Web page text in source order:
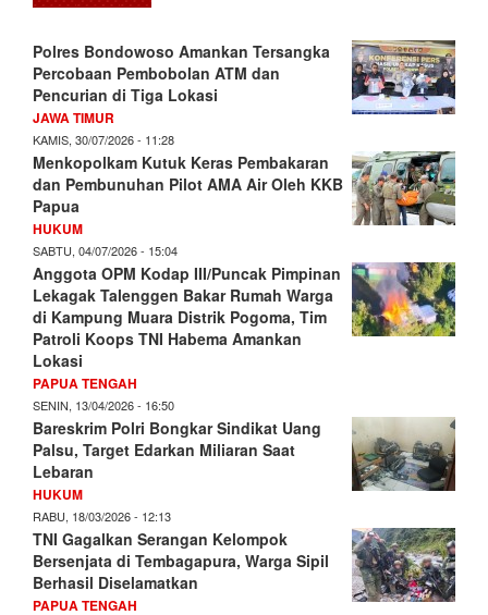
Polres Bondowoso Amankan Tersangka
Percobaan Pembobolan ATM dan
Pencurian di Tiga Lokasi
JAWA TIMUR
KAMIS, 30/07/2026 - 11:28
Menkopolkam Kutuk Keras Pembakaran
dan Pembunuhan Pilot AMA Air Oleh KKB
Papua
HUKUM
SABTU, 04/07/2026 - 15:04
Anggota OPM Kodap III/Puncak Pimpinan
Lekagak Talenggen Bakar Rumah Warga
di Kampung Muara Distrik Pogoma, Tim
Patroli Koops TNI Habema Amankan
Lokasi
PAPUA TENGAH
SENIN, 13/04/2026 - 16:50
Bareskrim Polri Bongkar Sindikat Uang
Palsu, Target Edarkan Miliaran Saat
Lebaran
HUKUM
RABU, 18/03/2026 - 12:13
TNI Gagalkan Serangan Kelompok
Bersenjata di Tembagapura, Warga Sipil
Berhasil Diselamatkan
PAPUA TENGAH